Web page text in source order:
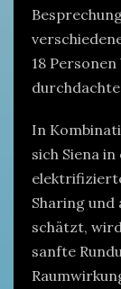
18
In
sich Siena
Sharing und
schätzt,
sanfte